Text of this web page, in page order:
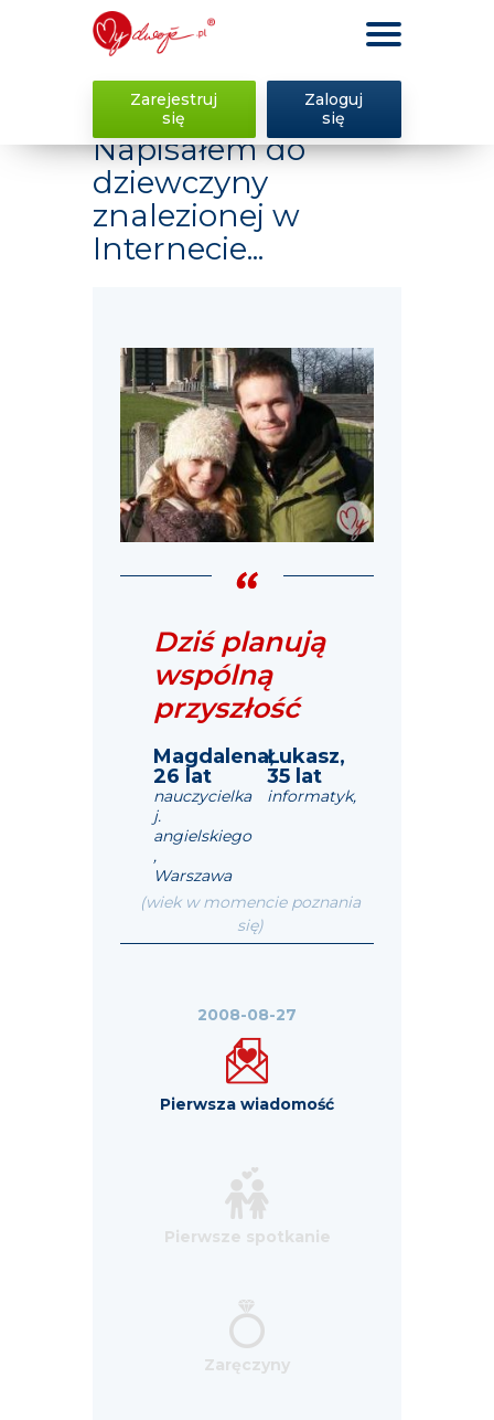
Zarejestruj
się
Zaloguj
się
Napisałem do
dziewczyny
znalezionej w
Internecie...
Dziś planują
wspólną
przyszłość
Magdalena,
26 lat
nauczycielka
j.
angielskiego
,
Warszawa
Łukasz,
35 lat
informatyk,
(wiek w momencie poznania
się)
2008-08-27
Pierwsza wiadomość
Pierwsze spotkanie
Zaręczyny